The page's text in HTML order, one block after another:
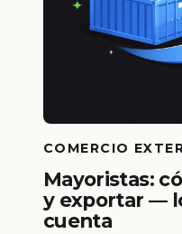
COMERCIO
Mayoristas:
y exportar —
cuenta